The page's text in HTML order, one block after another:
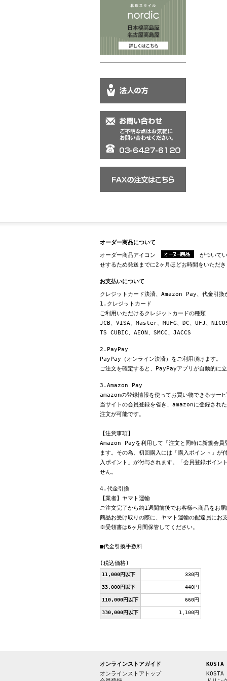
オーダー商品について
オーダー商品アイコン
がついて
せするため発送までに2ヶ月ほどお時間をいただ
お支払いについて
クレジットカード決済、Amazon Pay、代金引換
1.クレジットカード
ご利用いただけるクレジットカードの種類
JCB、VISA、Master、MUFG、DC、UFJ、
TS CUBIC、AEON、SMCC、JACCS
2.PayPay
PayPay（オンライン決済）をご利用頂けます。
ご注文を確定すると、PayPayアプリが自動的に
3.Amazon Pay
amazonの登録情報を使ってお買い物できるサー
当サイトの会員登録を省き、amazonに登録され
注文が可能です。
【注意事項】
Amazon Payを利用して「注文と同時に新規会
ます。その為、初回購入には「購入ポイント」
入ポイント」が付与されます。「会員登録ポイン
せん。
4.代金引換
【業者】ヤマト運輸
ご注文完了から約1週間前後でお客様へ商品をお
商品お受け取りの際に、ヤマト運輸の配達員にお
※受領書は6ヶ月間保管してください。
■代金引換手数料
(税込価格)
11,000円以下 330円
33,000円以下 440円
110,000円以下 660円
330,000円以下 1,100円
オンラインストアガイド
オンラインストアトップ
KOSTA
KOSTA